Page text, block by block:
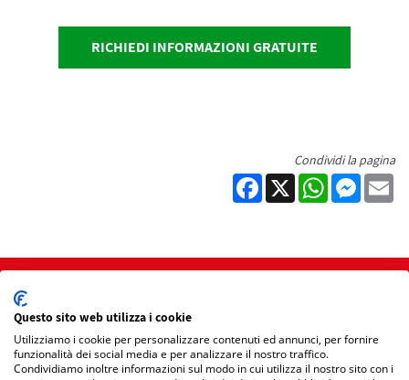
RICHIEDI INFORMAZIONI GRATUITE
Condividi la pagina
Facebook
X WhatsApp
Mappa Sito
Privacy Policy
Questo sito web utilizza i cookie
Utilizziamo i cookie per personalizzare contenuti ed annunci, per fornire
funzionalità dei social media e per analizzare il nostro traffico.
Condividiamo inoltre informazioni sul modo in cui utilizza il nostro sito con i